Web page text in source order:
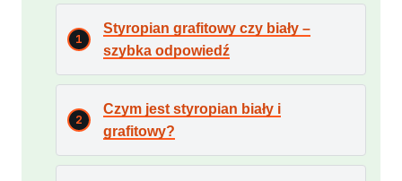
Styropian grafitowy czy biały –
szybka odpowiedź
Czym jest styropian biały i
grafitowy?